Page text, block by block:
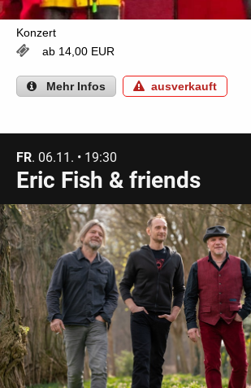
Konzert
ab 14,00 EUR
Mehr Infos ausverkauft
FR. 06.11. • 19:30
Eric Fish & friends